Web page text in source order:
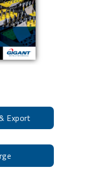
Export